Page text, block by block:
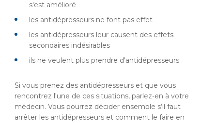
s'est amélioré
les antidépresseurs ne font pas effet
les antidépresseurs leur causent des effets
secondaires indésirables
ils ne veulent plus prendre d'antidépresseurs
Si vous prenez des antidépresseurs et que vous
rencontrez l'une de ces situations, parlez-en à votre
médecin. Vous pourrez décider ensemble s’il faut
arrêter les antidépresseurs et comment le faire en